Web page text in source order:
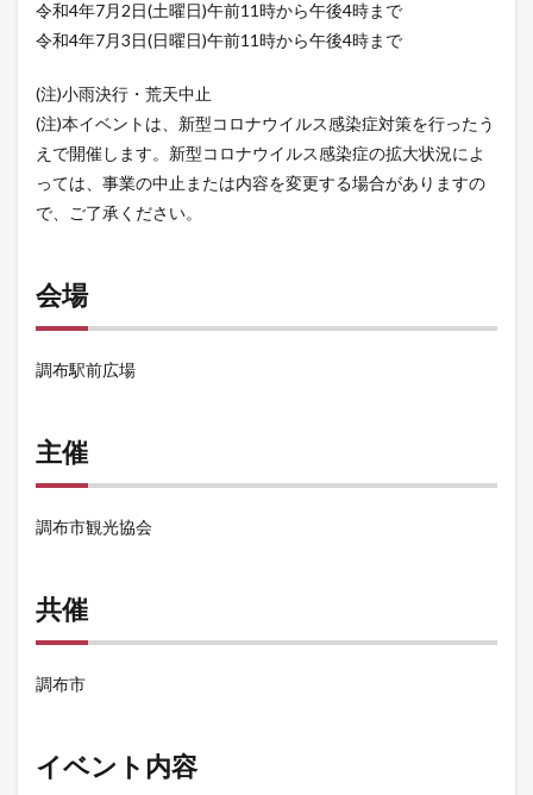
令和4年7月2日(土曜日)午前11時から午後4時まで
令和4年7月3日(日曜日)午前11時から午後4時まで
(注)小雨決行・荒天中止
(注)本イベントは、新型コロナウイルス感染症対策を行ったう
えで開催します。新型コロナウイルス感染症の拡大状況によ
っては、事業の中止または内容を変更する場合がありますの
で、ご了承ください。
会場
調布駅前広場
主催
調布市観光協会
共催
調布市
イベント内容